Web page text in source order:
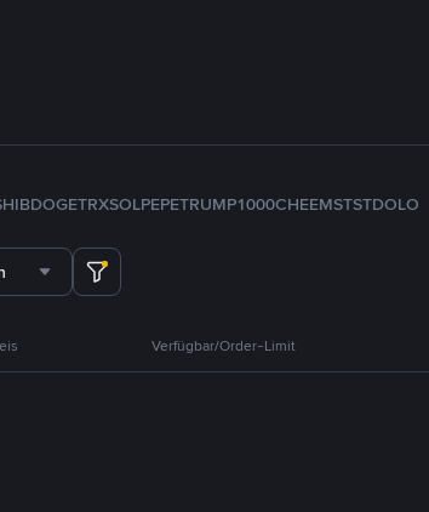
DOGETRXSOLPEPETRUMP1000CHEEMSTSTDOLO
Verfügbar/Order-Limit